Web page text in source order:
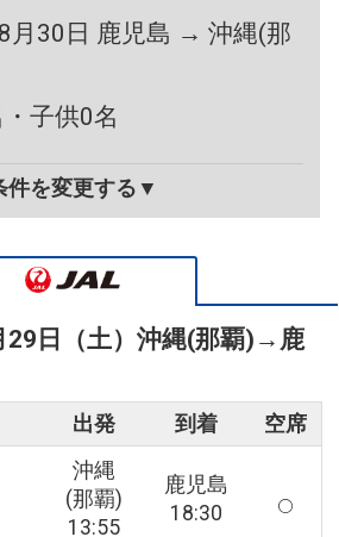
月30日 鹿児島 → 沖縄(那
子供0名
件を変更する▼
日（土） 沖縄(那覇) → 鹿
出発 到着 空席
沖縄
(那覇)
13:55
鹿児島
18:30